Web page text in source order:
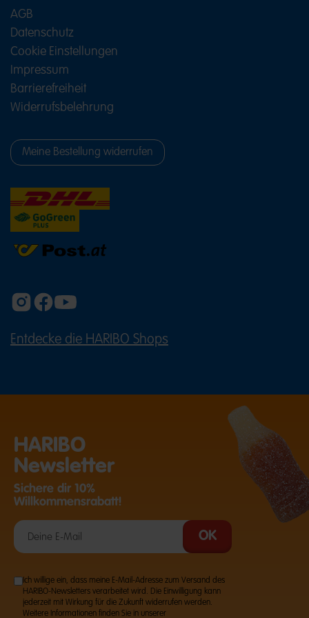
AGB
Datenschutz
Cookie Einstellungen
Impressum
Barrierefreiheit
Widerrufsbelehrung
Meine Bestellung widerrufen
Entdecke die HARIBO Shops
HARIBO
Newsletter
Sichere dir 10%
Willkommensrabatt!
Ich willige ein, dass meine E-Mail-Adresse zum Versand des
HARIBO-Newsletters verarbeitet wird. Die Einwilligung kann
jederzeit mit Wirkung für die Zukunft widerrufen werden.
Weitere Informationen finden Sie in unserer